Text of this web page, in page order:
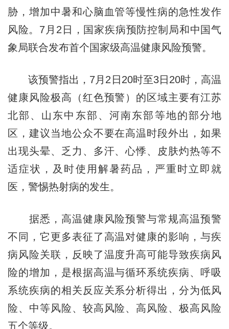
胁，增加中暑和心脑血管等慢性病的急性发作
风险。7月2日，国家疾病预防控制局和中国气
象局联合发布首个国家级高温健康风险预警。
该预警指出，7月2日20时至3日20时，高温
健康风险极高（红色预警）的区域主要有江苏
北部、山东中东部、河南东部等地的部分地
区，建议当地公众不要在高温时段外出，如果
出现头晕、乏力、多汗、心悸、皮肤灼热等不
适症状，及时使用解暑药品，严重时立即就
医，警惕热射病的发生。
据悉，高温健康风险预警与常规高温预警
不同，它更多表征了高温对健康的影响，与疾
病风险关联，反映了温度升高可能导致疾病风
险的增加，是根据高温与循环系统疾病、呼吸
系统疾病的相关反应关系分析得出，分为低风
险、中等风险、较高风险、高风险、极高风险
五个等级。